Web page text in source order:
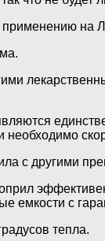
на
с другими
емкости с
тепла.